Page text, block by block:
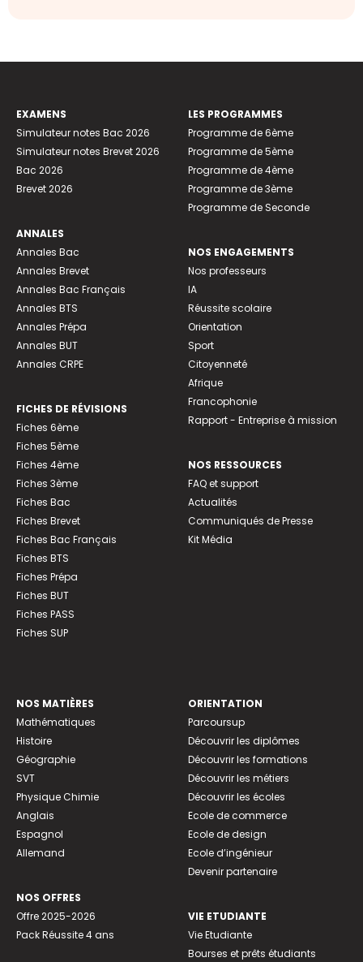
EXAMENS
Simulateur notes Bac 2026
Simulateur notes Brevet 2026
Bac 2026
Brevet 2026
ANNALES
Annales Bac
Annales Brevet
Annales Bac Français
Annales BTS
Annales Prépa
Annales BUT
Annales CRPE
FICHES DE RÉVISIONS
Fiches 6ème
Fiches 5ème
Fiches 4ème
Fiches 3ème
Fiches Bac
Fiches Brevet
Fiches Bac Français
Fiches BTS
Fiches Prépa
Fiches BUT
Fiches PASS
Fiches SUP
LES PROGRAMMES
Programme de 6ème
Programme de 5ème
Programme de 4ème
Programme de 3ème
Programme de Seconde
NOS ENGAGEMENTS
Nos professeurs
IA
Réussite scolaire
Orientation
Sport
Citoyenneté
Afrique
Francophonie
Rapport - Entreprise à mission
NOS RESSOURCES
FAQ et support
Actualités
Communiqués de Presse
Kit Média
NOS MATIÈRES
Mathématiques
Histoire
Géographie
SVT
Physique Chimie
Anglais
Espagnol
Allemand
NOS OFFRES
Offre 2025-2026
Pack Réussite 4 ans
ORIENTATION
Parcoursup
Découvrir les diplômes
Découvrir les formations
Découvrir les métiers
Découvrir les écoles
Ecole de commerce
Ecole de design
Ecole d’ingénieur
Devenir partenaire
VIE ETUDIANTE
Vie Etudiante
Bourses et prêts étudiants